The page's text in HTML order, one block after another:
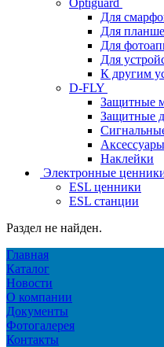
Для
Для
Для
Для
К другим
D-FLY
Защитные
Защитные
Аксессуары
Наклейки
Электронные
ESL ценники
ESL станции
Раздел не найден.
Главная
Каталог
Новости
О компании
Документы
Фотогалерея
Контакты